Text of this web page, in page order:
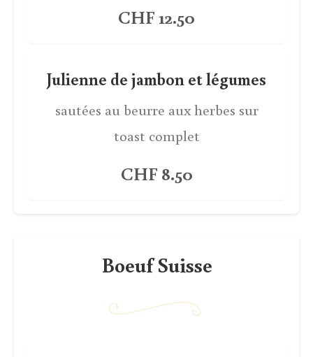
CHF 12.50
Julienne de jambon et légumes
sautées au beurre aux herbes sur
toast complet
CHF 8.50
Boeuf Suisse